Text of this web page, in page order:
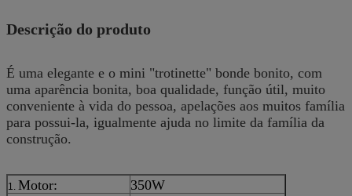
Descrição do produto
É uma elegante e o mini "trotinette" bonde bonito, com
uma aparência bonita, boa qualidade, função útil, muito
conveniente à vida do pessoa, apelações aos muitos família
para possui-la, igualmente ajuda no limite da família da
construção.
1. Motor: 350W